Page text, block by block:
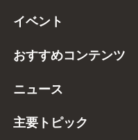
イベント
おすすめコンテンツ
ニュース
主要トピック